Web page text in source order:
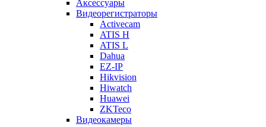
Аксессуары
Видеорегистраторы
Activecam
ATIS H
ATIS L
Dahua
EZ-IP
Hikvision
Hiwatch
Huawei
ZKTeco
Видеокамеры